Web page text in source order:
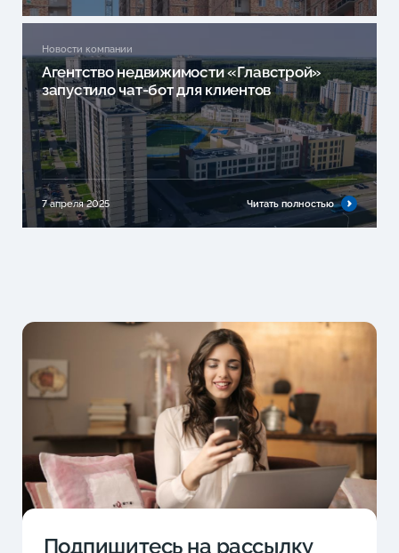
Новости компании
Агентство недвижимости «Главстрой»
запустило чат-бот для клиентов
7 апреля 2025 Читать полностью
Подпишитесь на рассылку